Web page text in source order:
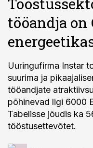
tööandja on
Uuringufirma Instar
suurima ja
tööandjate
põhinevad ligi 6000
Tabelisse jõudis ka
tööstusettevõtet.